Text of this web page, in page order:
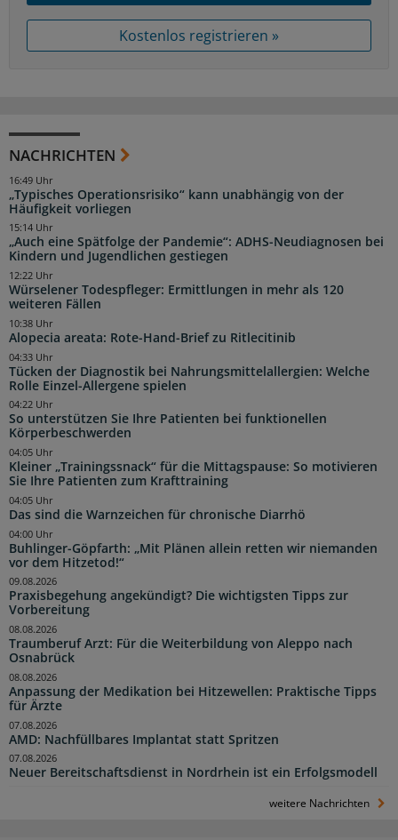
Kostenlos registrieren »
NACHRICHTEN
„Typisches Operationsrisiko“ kann unabhängig von der
Häufigkeit vorliegen
16:49 Uhr
„Auch eine Spätfolge der Pandemie“: ADHS-Neudiagnosen bei
Kindern und Jugendlichen gestiegen
15:14 Uhr
Würselener Todespfleger: Ermittlungen in mehr als 120
weiteren Fällen
12:22 Uhr
Alopecia areata: Rote-Hand-Brief zu Ritlecitinib
10:38 Uhr
Tücken der Diagnostik bei Nahrungsmittelallergien: Welche
Rolle Einzel-Allergene spielen
04:33 Uhr
So unterstützen Sie Ihre Patienten bei funktionellen
Körperbeschwerden
04:22 Uhr
Kleiner „Trainingssnack“ für die Mittagspause: So motivieren
Sie Ihre Patienten zum Krafttraining
04:05 Uhr
Das sind die Warnzeichen für chronische Diarrhö
04:05 Uhr
Buhlinger-Göpfarth: „Mit Plänen allein retten wir niemanden
vor dem Hitzetod!“
04:00 Uhr
Praxisbegehung angekündigt? Die wichtigsten Tipps zur
Vorbereitung
09.08.2026
Traumberuf Arzt: Für die Weiterbildung von Aleppo nach
Osnabrück
08.08.2026
Anpassung der Medikation bei Hitzewellen: Praktische Tipps
für Ärzte
08.08.2026
AMD: Nachfüllbares Implantat statt Spritzen
07.08.2026
Neuer Bereitschaftsdienst in Nordrhein ist ein Erfolgsmodell
07.08.2026
weitere Nachrichten